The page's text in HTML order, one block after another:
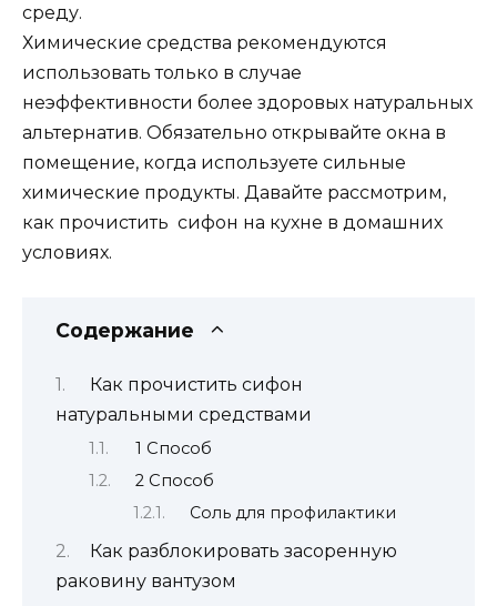
среду.
Химические средства рекомендуются
использовать только в случае
неэффективности более здоровых натуральных
альтернатив. Обязательно открывайте окна в
помещение, когда используете сильные
химические продукты. Давайте рассмотрим,
как прочистить сифон на кухне в домашних
условиях.
Содержание
Как прочистить сифон
натуральными средствами
1 Способ
2 Способ
Соль для профилактики
Как разблокировать засоренную
раковину вантузом